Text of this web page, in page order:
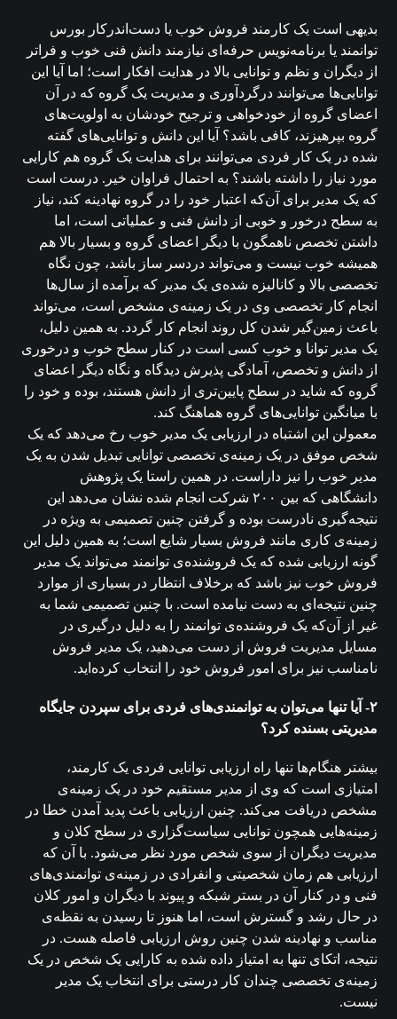
بدیهی است یک کارمند فروش خوب یا دست‌اندرکار بورس
توانمند یا برنامه‌نویس حرفه‌ای نیازمند دانش فنی خوب و فراتر
از دیگران و نظم و توانایی بالا در هدایت افکار است؛ اما آیا این
توانایی‌ها می‌توانند درگردآوری و مدیریت یک گروه که در آن
اعضای گروه از خودخواهی و ترجیح خودشان به اولویت‌های
گروه بپرهیزند، کافی باشد؟ آیا این دانش‌ و توانایی‌های گفته
شده در یک کار فردی می‌توانند برای هدایت یک گروه هم کارایی
مورد نیاز را داشته باشند؟ به احتمال فراوان خیر. درست است
که یک مدیر برای آن‌که اعتبار خود را در گروه نهادینه کند، نیاز
به سطح درخور و خوبی از دانش فنی و عملیاتی است، اما
داشتن تخصص ناهمگون با دیگر اعضای گروه و بسیار بالا هم
همیشه خوب نیست و می‌تواند دردسر ساز باشد، چون نگاه
تخصصی بالا و کانالیزه شده‌ی یک مدیر که برآمده از سال‌ها
انجام کار تخصصی وی در یک زمینه‌ی مشخص است، می‌تواند
باعث زمین‌گیر شدن کل روند انجام کار گردد. به همین دلیل،
یک مدیر توانا و خوب کسی است در کنار سطح خوب و درخوری
از دانش و تخصص، آمادگی پذیرش دیدگاه و نگاه دیگر اعضای
گروه که شاید در سطح پایین‌تری از دانش هستند، بوده و خود را
با میانگین توانایی‌های گروه هماهنگ کند.
معمولن این اشتباه در ارزیابی یک مدیر خوب رخ می‌دهد که یک
شخص موفق در یک زمینه‌ی تخصصی توانایی تبدیل شدن به یک
مدیر خوب را نیز داراست. در همین راستا یک پژوهش
دانشگاهی که بین ۲۰۰ شرکت انجام شده نشان می‌دهد این
نتیجه‌گیری نادرست بوده و گرفتن چنین تصمیمی به ویژه در
زمینه‌ی کاری مانند فروش بسیار شایع است؛ به همین دلیل این
گونه ارزیابی شده که یک فروشنده‌ی توانمند می‌تواند یک مدیر
فروش خوب نیز باشد که برخلاف انتظار در بسیاری از موارد
چنین نتیجه‌ای به دست نیامده است. با چنین تصمیمی شما به
غیر از آن‌که یک فروشنده‌ی توانمند را به دلیل درگیری در
مسایل مدیریت فروش از دست می‌دهید، یک مدیر فروش
نامناسب نیز برای امور فروش خود را انتخاب کرده‌اید.
۲- آیا تنها می‌توان به توانمندی‌های فردی برای سپردن جایگاه
مدیریتی بسنده کرد؟
بیشتر هنگام‌ها تنها راه ارزیابی توانایی فردی یک کارمند،
امتیازی است که وی از مدیر مستقیم خود در یک زمینه‌ی
مشخص دریافت می‌کند. چنین ارزیابی باعث پدید آمدن خطا در
زمینه‌هایی همچون توانایی سیاست‌گزاری در سطح کلان و
مدیریت دیگران از سوی شخص مورد نظر می‌شود. با آن که
ارزیابی هم زمان شخصیتی و انفرادی در زمینه‌ی توانمندی‌های
فنی و در کنار آن در بستر شبکه و پیوند با دیگران و امور کلان
در حال رشد و گسترش است، اما هنوز تا رسیدن به نقظه‌ی
مناسب و نهادینه شدن چنین روش ارزیابی فاصله هست. در
نتیجه، اتکای تنها به امتیاز داده شده به کارایی یک شخص در یک
زمینه‌ی تخصصی چندان کار درستی برای انتخاب یک مدیر
نیست.